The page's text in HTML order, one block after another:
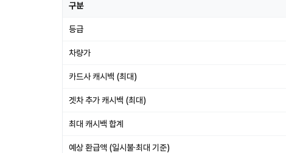
구분
등급
차량가
카드사 캐시백 (최대)
겟차 추가 캐시백 (최대)
최대 캐시백 합계
예상 환급액 (일시불·최대 기준)